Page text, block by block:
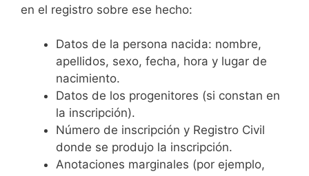
en el registro sobre ese hecho:
Datos de la persona nacida: nombre,
apellidos, sexo, fecha, hora y lugar de
nacimiento.
Datos de los progenitores (si constan en
la inscripción).
Número de inscripción y Registro Civil
donde se produjo la inscripción.
Anotaciones marginales (por ejemplo,